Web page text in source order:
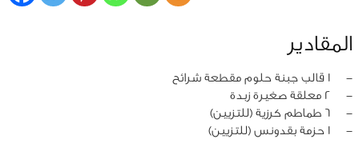
المقادير
‏-
1 قالب جبنة حلوم مقطعة شرائح
‏-
2 معلقة صغيرة زبدة
‏-
6 طماطم كرزية (للتزيين)
‏-
1 حزمة بقدونس (للتزيين)